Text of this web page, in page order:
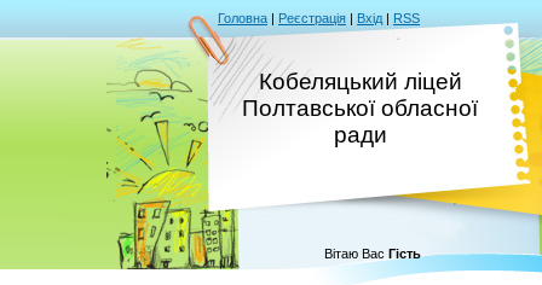
Головна | Реєстрація | Вхід | RSS
Кобеляцький ліцей
Полтавської обласної
ради
Вітаю Вас Гість